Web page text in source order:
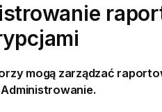
mogą zarządzać
Administrowanie.